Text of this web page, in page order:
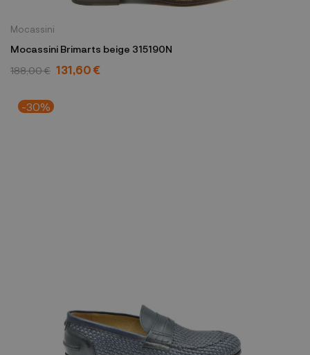
Mocassini
Mocassini Brimarts beige 315190N
188,00 € 131,60 €
-30%